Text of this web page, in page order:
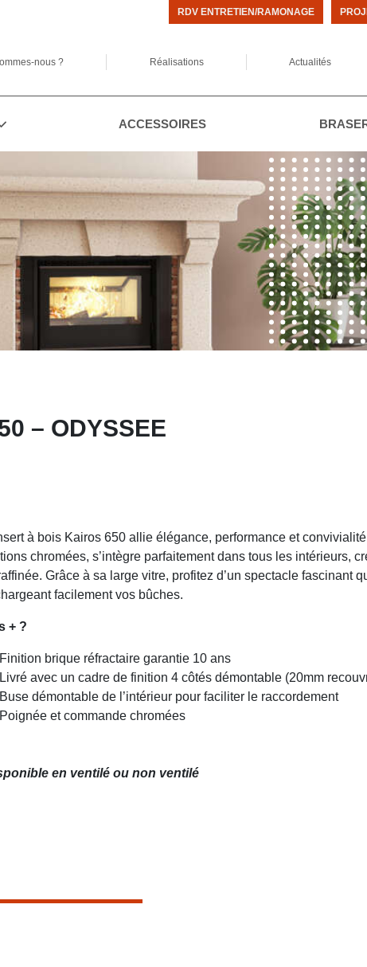
RDV ENTRETIEN/RAMONAGE
nous ? Réalisations Actualités
ACCESSOIRES
– ODYSSEE
à bois Kairos 650 allie élégance, performance et
chromées, s’intègre parfaitement dans tous les intérieurs,
Grâce à sa large vitre, profitez d’un spectacle fascinant
facilement vos bûches.
+ ?
Finition brique réfractaire garantie 10 ans
Livré avec un cadre de finition 4 côtés démontable (20mm
Buse démontable de l’intérieur pour faciliter le raccordement
Poignée et commande chromées
en ventilé ou non ventilé